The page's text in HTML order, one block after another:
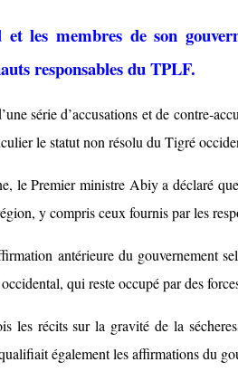
les membres de son
responsables du TPLF.
série d’accusations et de contre-
le statut non résolu du Tigré
le Premier ministre Abiy a déclaré
y compris ceux fournis par les
antérieure du gouvernement
qui reste occupé par des
les récits sur la gravité de la
également les affirmations du